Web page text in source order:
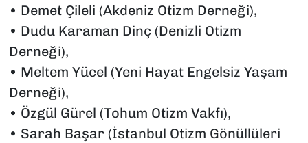
• Demet Çileli (Akdeniz Otizm Derneği),
• Dudu Karaman Dinç (Denizli Otizm
Derneği),
• Meltem Yücel (Yeni Hayat Engelsiz Yaşam
Derneği),
• Özgül Gürel (Tohum Otizm Vakfı),
• Sarah Başar (İstanbul Otizm Gönüllüleri